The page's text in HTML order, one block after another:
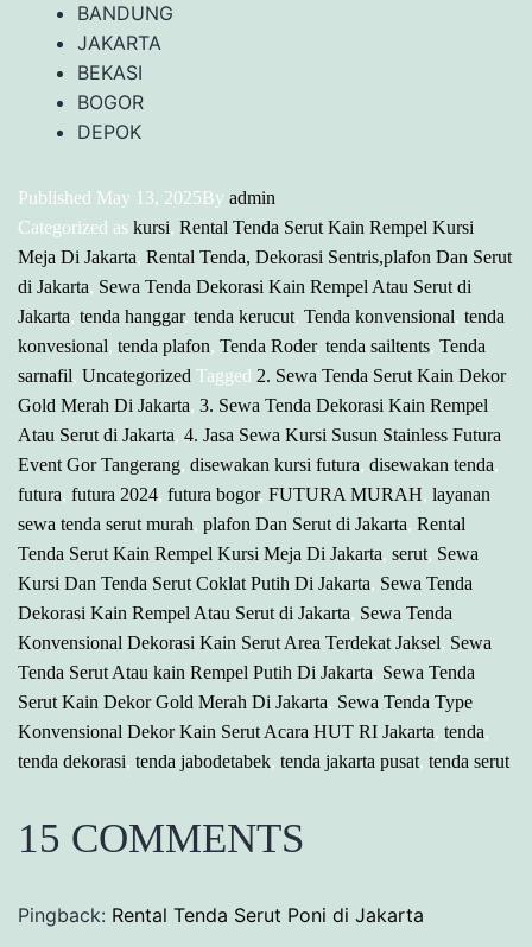
BANDUNG
JAKARTA
BEKASI
BOGOR
DEPOK
Published May 13, 2025By admin
Categorized as kursi, Rental Tenda Serut Kain Rempel Kursi
Meja Di Jakarta, Rental Tenda, Dekorasi Sentris,plafon Dan Serut
di Jakarta, Sewa Tenda Dekorasi Kain Rempel Atau Serut di
Jakarta, tenda hanggar, tenda kerucut, Tenda konvensional, tenda
konvesional, tenda plafon, Tenda Roder, tenda sailtents, Tenda
sarnafil, Uncategorized Tagged 2. Sewa Tenda Serut Kain Dekor
Gold Merah Di Jakarta, 3. Sewa Tenda Dekorasi Kain Rempel
Atau Serut di Jakarta, 4. Jasa Sewa Kursi Susun Stainless Futura
Event Gor Tangerang, disewakan kursi futura, disewakan tenda,
futura, futura 2024, futura bogor, FUTURA MURAH, layanan
sewa tenda serut murah, plafon Dan Serut di Jakarta, Rental
Tenda Serut Kain Rempel Kursi Meja Di Jakarta, serut, Sewa
Kursi Dan Tenda Serut Coklat Putih Di Jakarta, Sewa Tenda
Dekorasi Kain Rempel Atau Serut di Jakarta, Sewa Tenda
Konvensional Dekorasi Kain Serut Area Terdekat Jaksel, Sewa
Tenda Serut Atau kain Rempel Putih Di Jakarta, Sewa Tenda
Serut Kain Dekor Gold Merah Di Jakarta, Sewa Tenda Type
Konvensional Dekor Kain Serut Acara HUT RI Jakarta, tenda,
tenda dekorasi, tenda jabodetabek, tenda jakarta pusat, tenda serut
15 COMMENTS
Pingback: Rental Tenda Serut Poni di Jakarta